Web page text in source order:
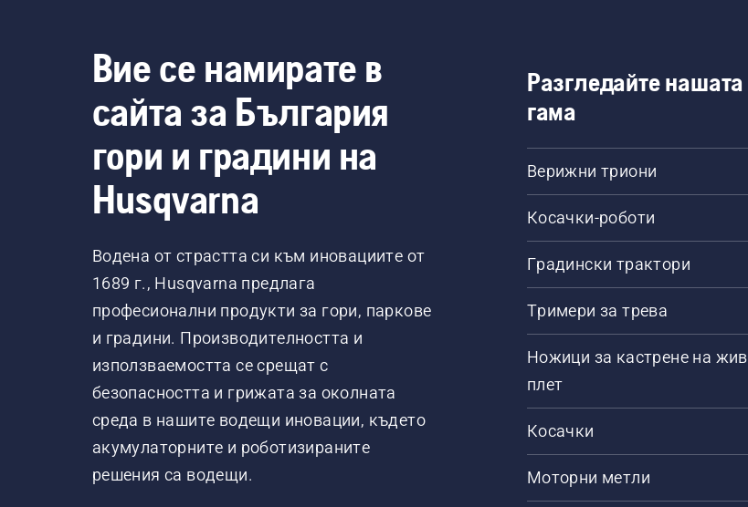
Вие се намирате в
сайта за България
гори и градини на
Husqvarna
Водена от страстта си към иновациите от
1689 г., Husqvarna предлага
професионални продукти за гори, паркове
и градини. Производителността и
използваемостта се срещат с
безопасността и грижата за околната
среда в нашите водещи иновации, където
акумулаторните и роботизираните
решения са водещи.
Разгледайте нашата
гама
Верижни триони
Косачки-роботи
Градински трактори
Тримери за трева
Ножици за кастрене на жив
плет
Косачки
Моторни метли